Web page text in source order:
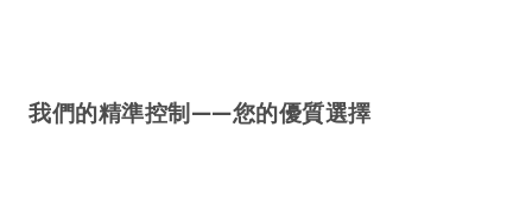
我們的精準控制——您的優質選擇